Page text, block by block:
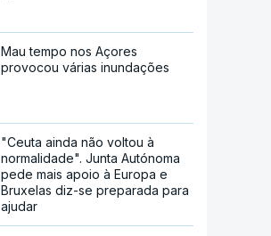
Mau tempo nos Açores
provocou várias inundações
"Ceuta ainda não voltou à
normalidade". Junta Autónoma
pede mais apoio à Europa e
Bruxelas diz-se preparada para
ajudar